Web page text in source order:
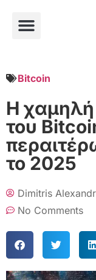
Bitcoin
Η χαμηλή
του
το 2025
Dimitris
No Comments